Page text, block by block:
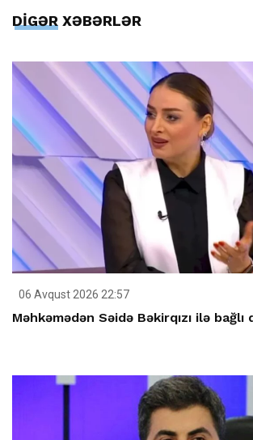
DİGƏR XƏBƏRLƏR
06 Avqust 2026 22:57
Məhkəmədən Səidə Bəkirqızı ilə bağlı